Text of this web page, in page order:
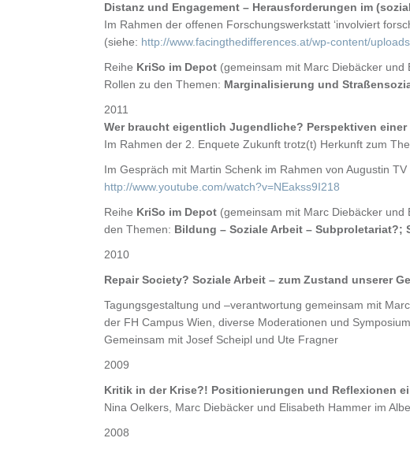
Distanz und Engagement – Herausforderungen im
Im Rahmen der offenen Forschungswerkstatt ‘involviert
(siehe: http://www.facingthedifferences.at/wp-content/
Reihe KriSo im Depot (gemeinsam mit Marc Diebäcker
Rollen zu den Themen: Marginalisierung und
2011
Wer braucht eigentlich Jugendliche? Perspektiven
Im Rahmen der 2. Enquete Zukunft trotz(t) Herkunft zum
Im Gespräch mit Martin Schenk im Rahmen von Augustin
http://www.youtube.com/watch?v=NEakss9I218
Reihe KriSo im Depot (gemeinsam mit Marc Diebäcker
den Themen: Bildung – Soziale Arbeit – Subproletariat?;
2010
Repair Society? Soziale Arbeit – zum Zustand unserer
Tagungsgestaltung und –verantwortung gemeinsam mit
der FH Campus Wien, diverse Moderationen und
Gemeinsam mit Josef Scheipl und Ute Fragner
2009
Kritik in der Krise?! Positionierungen und Reflexionen
Nina Oelkers, Marc Diebäcker und Elisabeth Hammer im
2008